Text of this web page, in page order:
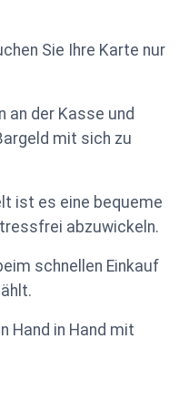
Sie Ihre Karte nur
an der Kasse und
mit sich zu
ist es eine bequeme
abzuwickeln.
schnellen Einkauf
Hand in Hand mit